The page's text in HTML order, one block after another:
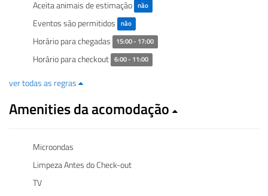
Aceita animais de estimação não
Eventos são permitidos não
Horário para chegadas 15:00 - 17:00
Horário para checkout 6:00 - 11:00
ver todas as regras
Amenities da acomodação
Microondas
Limpeza Antes do Check-out
TV